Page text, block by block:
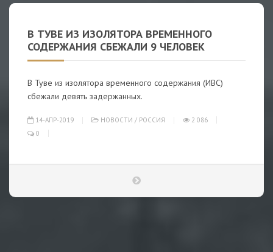
В ТУВЕ ИЗ ИЗОЛЯТОРА ВРЕМЕННОГО
СОДЕРЖАНИЯ СБЕЖАЛИ 9 ЧЕЛОВЕК
В Туве из изолятора временного содержания (ИВС)
сбежали девять задержанных.
14-АПР-2019 НОВОСТИ / РОССИЯ
2 086
0